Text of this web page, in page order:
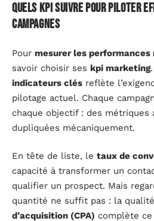
Quels KPI suivre pour piloter
campagnes
Pour mesurer les performances
savoir choisir ses kpi marketing
indicateurs clés reflète
pilotage actuel. Chaque
chaque objectif : des métriques
dupliquées mécaniquement.
En tête de liste, le taux de
capacité à transformer un
qualifier un prospect. Mais
quantité ne suffit pas : la
d’acquisition (CPA) complète